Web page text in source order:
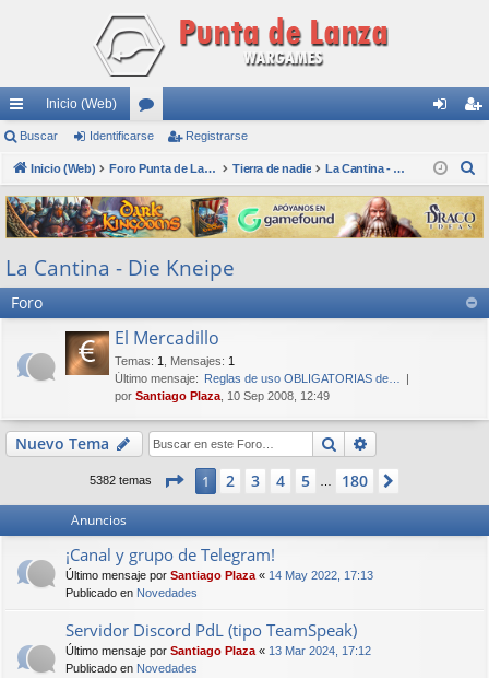
nl
ac
es
rá
pi
do
Inicio (Web)
or
os nti
fic
ar
ist
ra
rs
Buscar Identificarse Registrarse
Inicio (Web) Foro Punta de Lanza Wargames Tierra de nadie La Cantina - Die Kneipe
s
c
r
La Cantina - Die Kneipe
Foro
El Mercadillo
Temas: 1 Mensajes: 1
Último mensaje: Reglas de uso OBLIGATORIAS de…
por Santiago Plaza , 10 Sep 2008, 12:49
Nuevo Tema Buscar
5382 temas Página de 180
1 2 3 4 5 180
Anuncios
¡Canal y grupo de Telegram!
Último mensaje por Santiago Plaza « 14 May 2022, 17:13
Publicado en Novedades
Servidor Discord PdL (tipo TeamSpeak)
Último mensaje por Santiago Plaza « 13 Mar 2024, 17:12
Publicado en Novedades